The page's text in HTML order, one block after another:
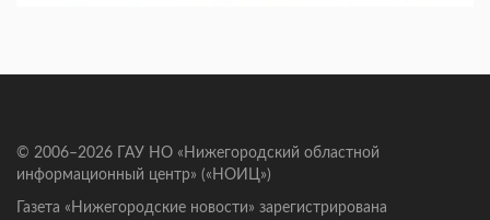
© 2006–2026 ГАУ НО «Нижегородский областной
информационный центр» («НОИЦ»)
Газета «Нижегородские новости» зарегистрирована